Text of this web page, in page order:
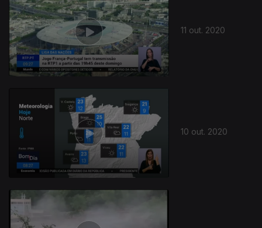
11 out. 2020
10 out. 2020